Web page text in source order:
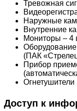
Тревожная
Наружные
Внутренние
Мониторы – 4
(ПАК
Прибор
Огнетушители
Доступ к